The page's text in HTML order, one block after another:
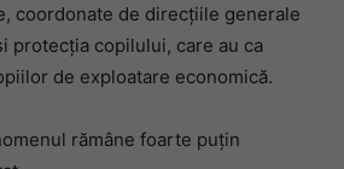
coordonate de direcţiile generale
protecţia copilului, care au ca
de exploatare economică.
rămâne foarte puţin